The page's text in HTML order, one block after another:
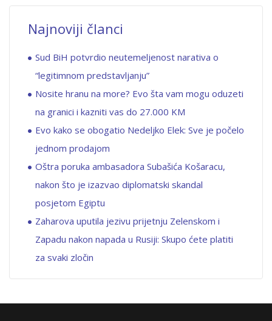
Najnoviji članci
Sud BiH potvrdio neutemeljenost narativa o
“legitimnom predstavljanju”
Nosite hranu na more? Evo šta vam mogu oduzeti
na granici i kazniti vas do 27.000 KM
Evo kako se obogatio Nedeljko Elek: Sve je počelo
jednom prodajom
Oštra poruka ambasadora Subašića Košaracu,
nakon što je izazvao diplomatski skandal
posjetom Egiptu
Zaharova uputila jezivu prijetnju Zelenskom i
Zapadu nakon napada u Rusiji: Skupo ćete platiti
za svaki zločin